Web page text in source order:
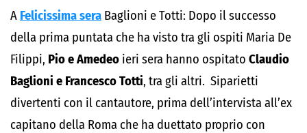
A Felicissima sera Baglioni e Totti: Dopo il successo
della prima puntata che ha visto tra gli ospiti Maria De
Filippi, Pio e Amedeo ieri sera hanno ospitato Claudio
Baglioni e Francesco Totti, tra gli altri. Siparietti
divertenti con il cantautore, prima dell’intervista all’ex
capitano della Roma che ha duettato proprio con